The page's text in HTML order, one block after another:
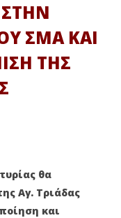
ΣΜΑ ΚΑΙ
ΤΗΣ
θα
Αγ. Τριάδας
και